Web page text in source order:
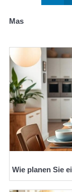
Mas
Wie planen Sie